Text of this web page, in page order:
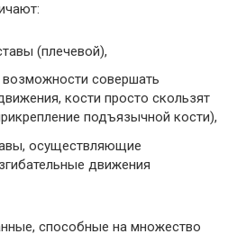
(плечевой),
совершать
кости просто скользят
подъязычной кости),
осуществляющие
движения
способные на множество